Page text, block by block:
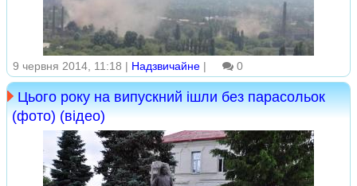
9 червня 2014, 11:18 | Надзвичайне | 0
Цього року на випускний ішли без парасольок
(фото) (відео)